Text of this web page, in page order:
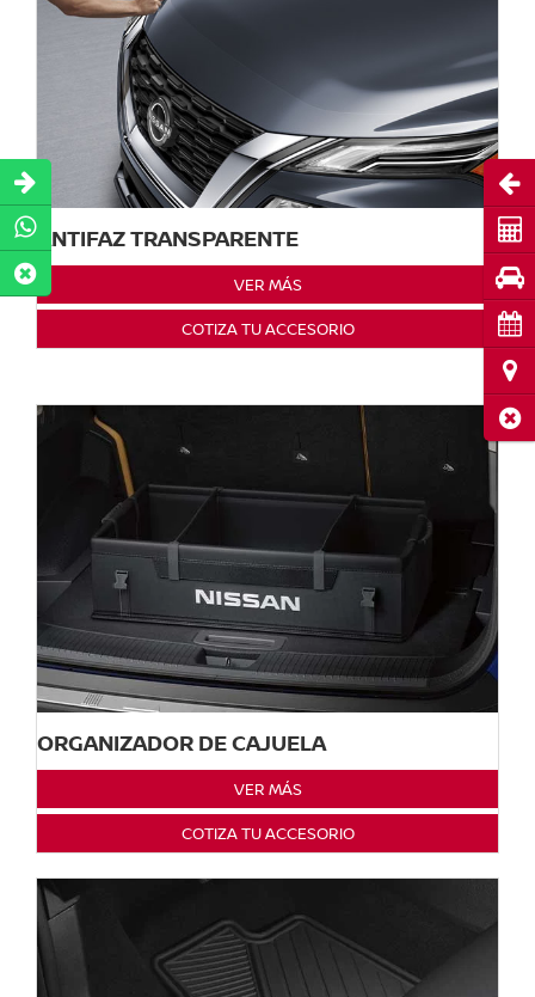
ANTIFAZ TRANSPARENTE
VER MÁS
COTIZA TU ACCESORIO
ORGANIZADOR DE CAJUELA
VER MÁS
COTIZA TU ACCESORIO